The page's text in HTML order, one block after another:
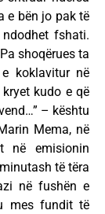
e bën jo pak të
fshati.
shoqërues ta
koklavitur në
kudo e që
– kështu
Mema, në
në emisionin
të tëra
në fushën e
mes fundit të